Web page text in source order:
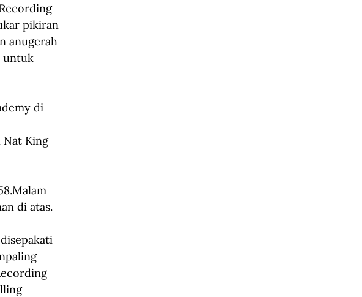
pikiran
anugerah
untuk
di
Nat King
di atas.